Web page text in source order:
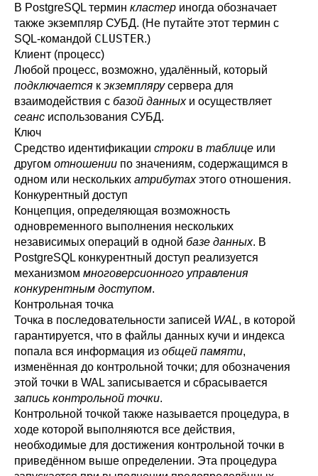
В PostgreSQL термин кластер иногда обозначает
также экземпляр СУБД. (Не путайте этот термин с
SQL-командой CLUSTER.)
Клиент (процесс)
Любой процесс, возможно, удалённый, который
подключается к экземплярусервера для
взаимодействия с базой данныхи осуществляет
сеанс использования СУБД.
Ключ
Средство идентификации строки в таблице или
другом отношении по значениям, содержащимся в
одном или нескольких атрибутахэтого отношения.
Конкурентный доступ
Концепция, определяющая возможность
одновременного выполнения нескольких
независимых операций в одной базе данных. В
PostgreSQL конкурентный доступ реализуется
механизмом многоверсионного управления
конкурентным доступом.
Контрольная точка
Точка в последовательности записей WAL, в которой
гарантируется, что в файлы данных кучи и индекса
попала вся информация из общей памяти,
изменённая до контрольной точки; для обозначения
этой точки в WAL записывается и сбрасывается
запись контрольной точки.
Контрольной точкой также называется процедура, в
ходе которой выполняются все действия,
необходимые для достижения контрольной точки в
приведённом выше определении. Эта процедура